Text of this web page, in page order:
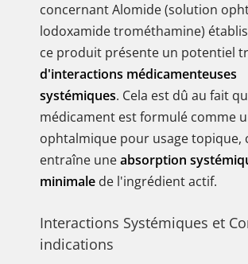
concernant Alomide (solution
lodoxamide trométhamine)
ce produit présente un potentiel
d'interactions médicamenteuses
systémiques. Cela est dû au fait
médicament est formulé comme
ophtalmique pour usage topique,
entraîne uneabsorption
minimale de l'ingrédient actif.
Interactions Systémiques et
indications